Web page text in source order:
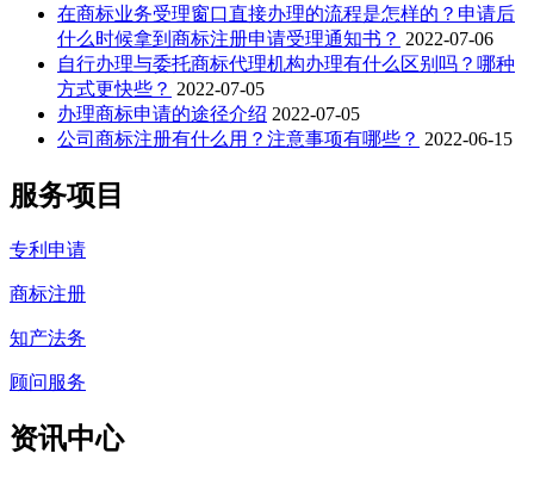
在商标业务受理窗口直接办理的流程是怎样的？申请后
什么时候拿到商标注册申请受理通知书？ 2022-07-06
自行办理与委托商标代理机构办理有什么区别吗？哪种
方式更快些？ 2022-07-05
办理商标申请的途径介绍 2022-07-05
公司商标注册有什么用？注意事项有哪些？ 2022-06-15
服务项目
专利申请
商标注册
知产法务
顾问服务
资讯中心